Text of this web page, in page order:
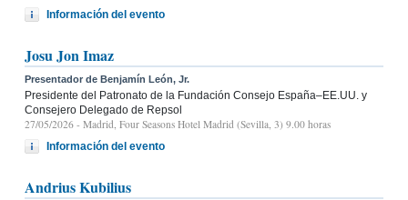
Información del evento
Josu Jon Imaz
Presentador de Benjamín León, Jr.
Presidente del Patronato de la Fundación Consejo España–EE.UU. y
Consejero Delegado de Repsol
27/05/2026 - Madrid, Four Seasons Hotel Madrid (Sevilla, 3) 9.00 horas
Información del evento
Andrius Kubilius